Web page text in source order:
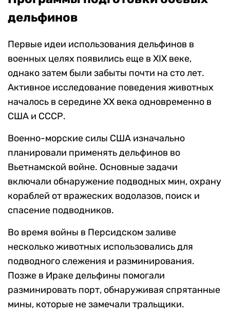
дельфинов
Первые идеи использования дельфинов в
военных целях появились еще в XIX веке,
однако затем были забыты почти на сто лет.
Активное исследование поведения животных
началось в середине XX века одновременно в
США и СССР.
Военно-морские силы США изначально
планировали применять дельфинов во
Вьетнамской войне. Основные задачи
включали обнаружение подводных мин, охрану
кораблей от вражеских водолазов, поиск и
спасение подводников.
Во время войны в Персидском заливе
несколько животных использовались для
подводного слежения и разминирования.
Позже в Ираке дельфины помогали
разминировать порт, обнаруживая спрятанные
мины, которые не замечали тральщики.